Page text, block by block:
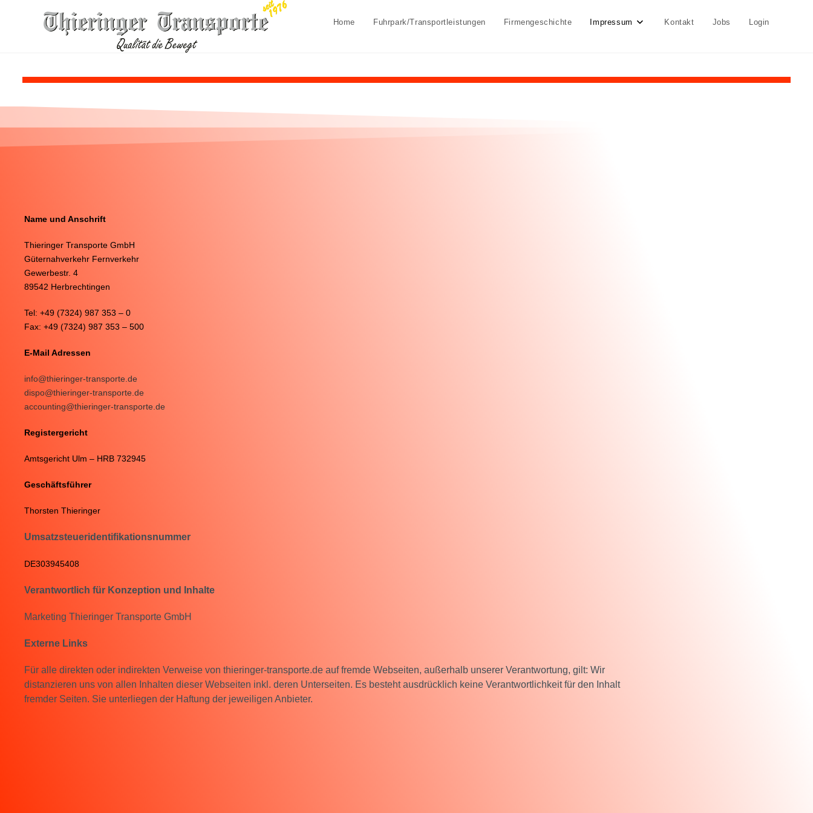
Home Fuhrpark/Transportleistungen Firmengeschichte Impressum Kontakt Jobs Login
Name und Anschrift
Thieringer Transporte GmbH
Güternahverkehr Fernverkehr
Gewerbestr. 4
89542 Herbrechtingen
Tel: +49 (7324) 987 353 – 0
Fax: +49 (7324) 987 353 – 500
E-Mail Adressen
info@thieringer-transporte.de
dispo@thieringer-transporte.de
accounting@thieringer-transporte.de
Registergericht
Amtsgericht Ulm – HRB 732945
Geschäftsführer
Thorsten Thieringer
Umsatzsteueridentifikationsnummer
DE303945408
Verantwortlich für Konzeption und Inhalte
Marketing Thieringer Transporte GmbH
Externe Links
Für alle direkten oder indirekten Verweise von thieringer-transporte.de auf fremde Webseiten, außerhalb unserer Verantwortung, gilt: Wir
distanzieren uns von allen Inhalten dieser Webseiten inkl. deren Unterseiten. Es besteht ausdrücklich keine Verantwortlichkeit für den Inhalt
fremder Seiten. Sie unterliegen der Haftung der jeweiligen Anbieter.